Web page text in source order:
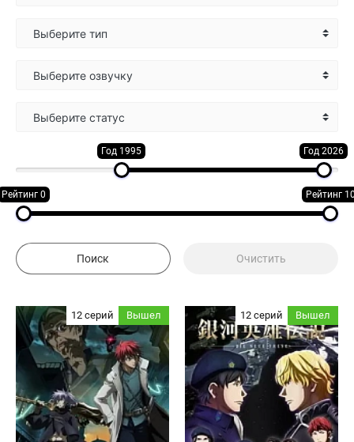
Выберите тип
Выберите озвучку
Выберите статус
Год 1995 Год 2026
Рейтинг 0 Рейтинг
12 серий Вышел 12 серий Вышел